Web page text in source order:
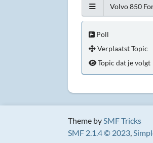
Volvo 850
Poll
Verplaatst Topic
Topic dat je volgt
Theme bySMF Tricks
SMF 2.1.4 © 2023,